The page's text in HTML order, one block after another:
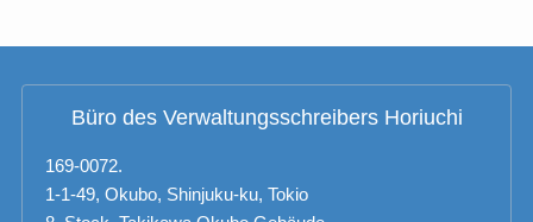
Büro des Verwaltungsschreibers Horiuchi
169-0072.
1-1-49, Okubo, Shinjuku-ku, Tokio